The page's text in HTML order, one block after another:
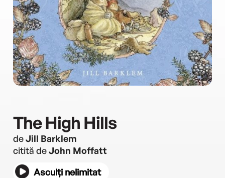
The High Hills
deJill Barklem
citită deJohn Moffatt
Asculți nelimitat